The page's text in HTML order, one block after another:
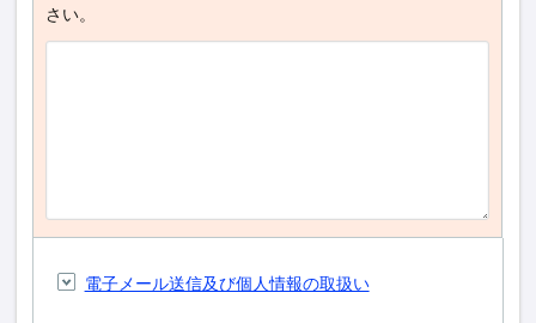
さい。
電子メール送信及び個人情報の取扱い